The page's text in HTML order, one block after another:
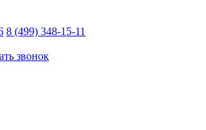
8 (499) 348-15-11
звонок